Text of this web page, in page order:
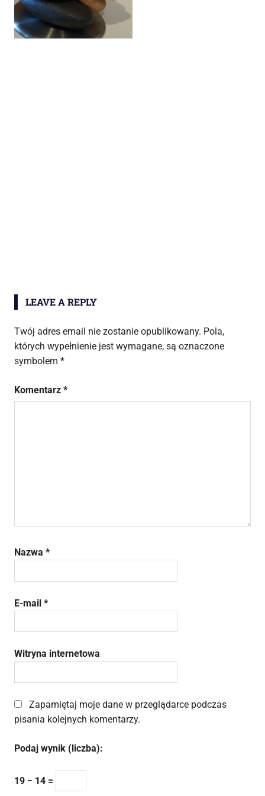
LEAVE A REPLY
Twój adres email nie zostanie opublikowany. Pola,
których wypełnienie jest wymagane, są oznaczone
symbolem *
Komentarz *
Nazwa *
E-mail *
Witryna internetowa
Zapamiętaj moje dane w przeglądarce podczas
pisania kolejnych komentarzy.
Podaj wynik (liczba):
19 − 14 =